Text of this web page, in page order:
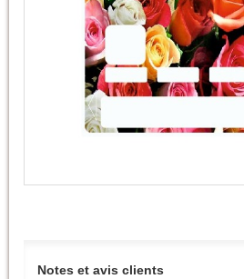
Notes et avis clients